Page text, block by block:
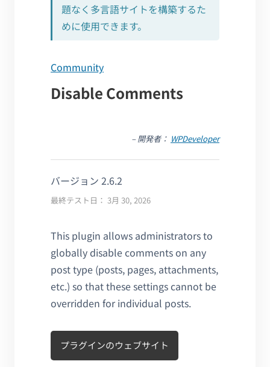
題なく多言語サイトを構築するた
めに使用できます。
Community
Disable Comments
– 開発者： WPDeveloper
バージョン 2.6.2
最終テスト日： 3月 30, 2026
This plugin allows administrators to
globally disable comments on any
post type (posts, pages, attachments,
etc.) so that these settings cannot be
overridden for individual posts.
プラグインのウェブサイト